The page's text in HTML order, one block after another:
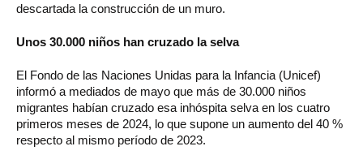
descartada la construcción de un muro.
Unos 30.000 niños han cruzado la selva
El Fondo de las Naciones Unidas para la Infancia (Unicef)
informó a mediados de mayo que más de 30.000 niños
migrantes habían cruzado esa inhóspita selva en los cuatro
primeros meses de 2024, lo que supone un aumento del 40 %
respecto al mismo período de 2023.